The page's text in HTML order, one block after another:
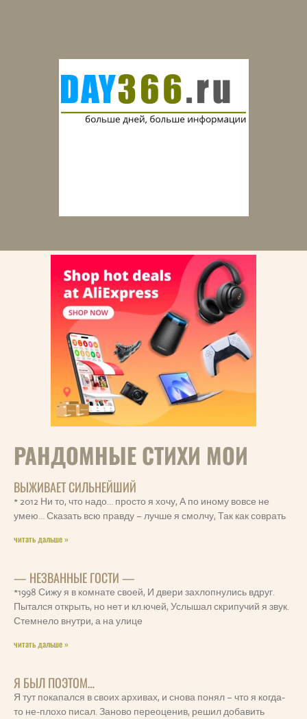
РАНДОМНЫЕ СТИХИ МОИ
ВЫЖИВАЕТ СИЛЬНЕЙШИЙ
* 2012 Ни то, что надо… просто я хочу, А по иному вовсе не
умею… Сказать всю правду – лучше я смолчу, Так как соврать
читать дальше »
— НЕЗВАННЫЕ ГОСТИ —
*1998 Сижу я в комнате своей, И двери захлопнулись вдруг.
Пытался открыть, но нет и кл.ючей, Услышал скрипучий я звук.
Стемнело внутри, а на улице
читать дальше »
Я БЫЛ ПОЭТОМ…
Я тут покапался в своих архивах, и снова понял – что я когда-
то не-плохо писал. Заново переоценив, решил добавить